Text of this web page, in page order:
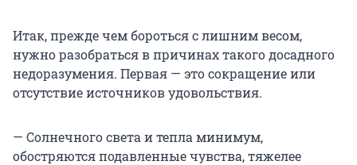
Итак, прежде чем бороться с лишним весом,
нужно разобраться в причинах такого досадного
недоразумения. Первая — это сокращение или
отсутствие источников удовольствия.
— Солнечного света и тепла минимум,
обостряются подавленные чувства, тяжелее